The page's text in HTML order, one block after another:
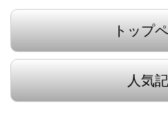
トップ
人気